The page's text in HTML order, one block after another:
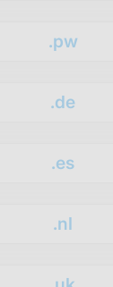
.pw
.de
.es
.nl